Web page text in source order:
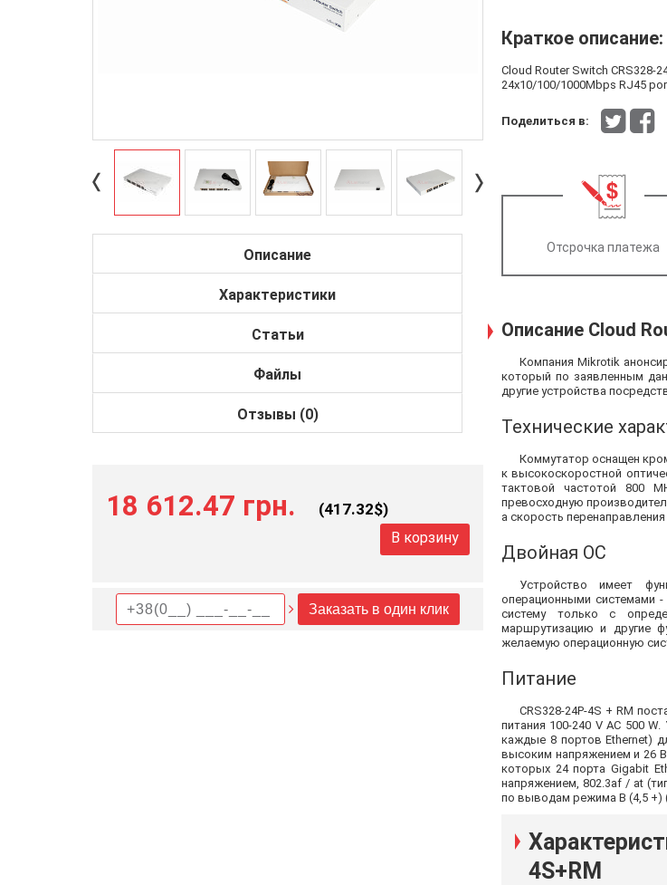
Описание
Характеристики
Статьи
Файлы
Отзывы (0)
18 612.47 грн. (417.32$)
В корзину
Заказать в один клик
Краткое описание:
Cloud Router Switch CRS328-
24x10/100/1000Mbps RJ45
Поделиться в:
Отсрочка платежа
Описание Cloud
Компания Mikrotik
который по заявленным
другие устройства
Технические
Коммутатор оснащен
к высокоскоростной
тактовой частотой 800
превосходную
а скорость
Двойная ОС
Устройство имеет
операционными системами -
систему только с
маршрутизацию и другие
желаемую операционную
Питание
CRS328-24P-4S + RM
питания 100-240 V AC 500
каждые 8 портов Ethernet)
высоким напряжением и 26
которых 24 порта Gigabit
напряжением, 802.3af / at
по выводам режима B (4,5 +)
4S+RM